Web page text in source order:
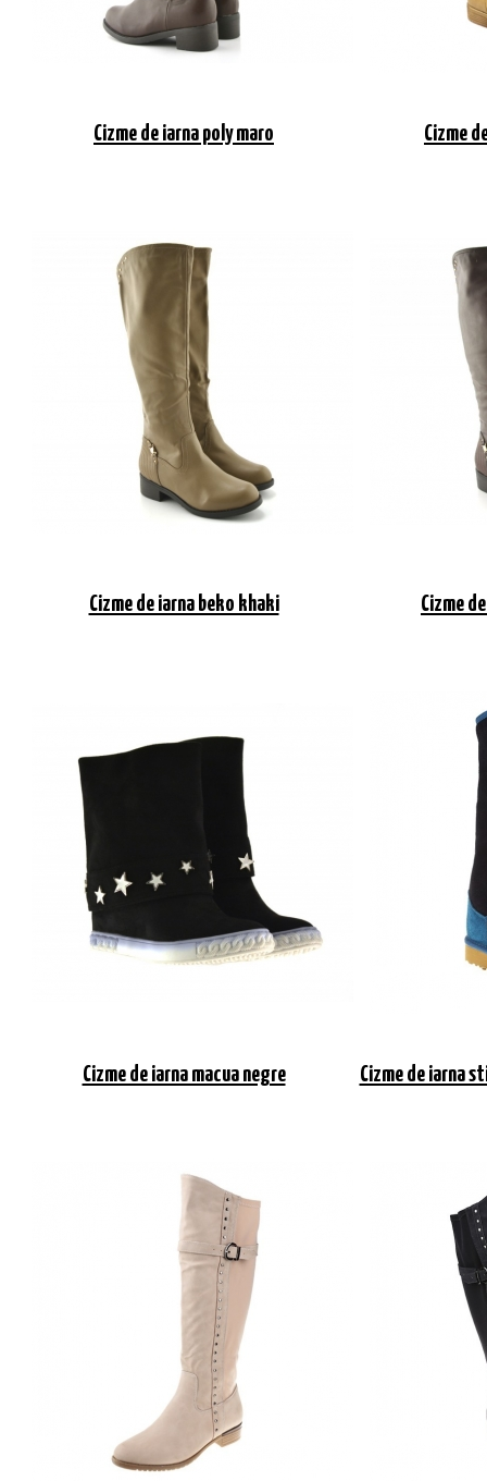
Cizme de iarna poly maro Cizme
Cizme de iarna beko khaki Cizme
Cizme de iarna macua negre Cizme de iarna